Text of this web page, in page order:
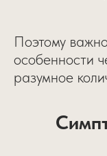
Поэтому
особенности
разумное